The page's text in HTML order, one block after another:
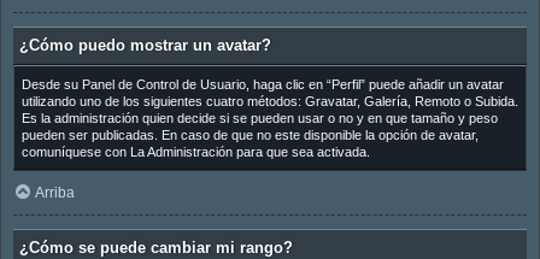
¿Cómo puedo mostrar un avatar?
Desde su Panel de Control de Usuario, haga clic en “Perfil” puede añadir un avatar
utilizando uno de los siguientes cuatro métodos: Gravatar, Galería, Remoto o Subida.
Es la administración quien decide si se pueden usar o no y en que tamaño y peso
pueden ser publicadas. En caso de que no este disponible la opción de avatar,
comuníquese con La Administración para que sea activada.
Arriba
¿Cómo se puede cambiar mi rango?